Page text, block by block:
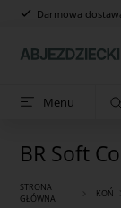
Darmowa
Menu
BR Soft
STRONA
GŁÓWNA
KOŃ